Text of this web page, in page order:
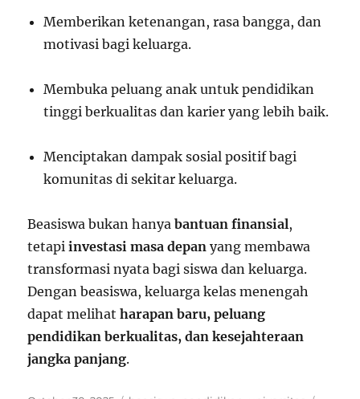
Memberikan ketenangan, rasa bangga, dan
motivasi bagi keluarga.
Membuka peluang anak untuk pendidikan
tinggi berkualitas dan karier yang lebih baik.
Menciptakan dampak sosial positif bagi
komunitas di sekitar keluarga.
Beasiswa bukan hanyabantuan finansial,
tetapiinvestasi masa depan yang membawa
transformasi nyata bagi siswa dan keluarga.
Dengan beasiswa, keluarga kelas menengah
dapat melihatharapan baru, peluang
pendidikan berkualitas, dan kesejahteraan
jangka panjang.